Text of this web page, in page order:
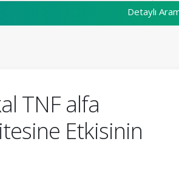
Detaylı
TNF alfa
Etkisinin